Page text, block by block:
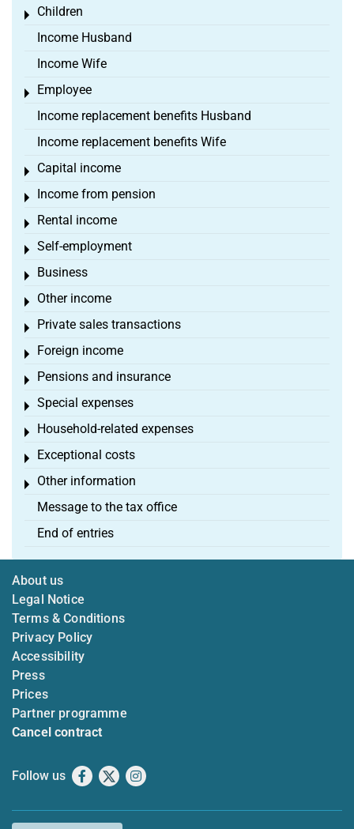
Children
Toggle menu
Income Husband
Income Wife
Employee
Toggle menu
Income replacement benefits Husband
Income replacement benefits Wife
Capital income
Toggle menu
Income from pension
Toggle menu
Rental income
Toggle menu
Self-employment
Toggle menu
Business
Toggle menu
Other income
Toggle menu
Private sales transactions
Toggle menu
Foreign income
Toggle menu
Pensions and insurance
Toggle menu
Special expenses
Toggle menu
Household-related expenses
Toggle menu
Exceptional costs
Toggle menu
Other information
Toggle menu
Message to the tax office
End of entries
About us
Legal Notice
Terms & Conditions
Privacy Policy
Accessibility
Press
Prices
Partner programme
Cancel contract
Follow us Facebook
X Instagram